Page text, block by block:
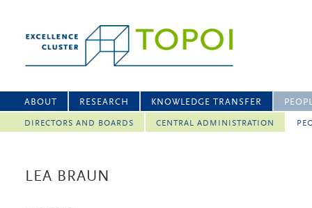
ABOUT RESEARCH KNOWLEDGE TRANSFER
DIRECTORS AND BOARDS CENTRAL ADMINISTRATION
LEA BRAUN